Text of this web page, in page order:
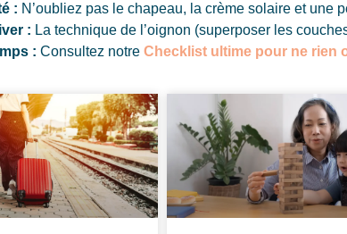
: N’oubliez pas le chapeau, la crème solaire et une
: La technique de l’oignon (superposer les
: Consultez notre Checklist ultime pour ne rien